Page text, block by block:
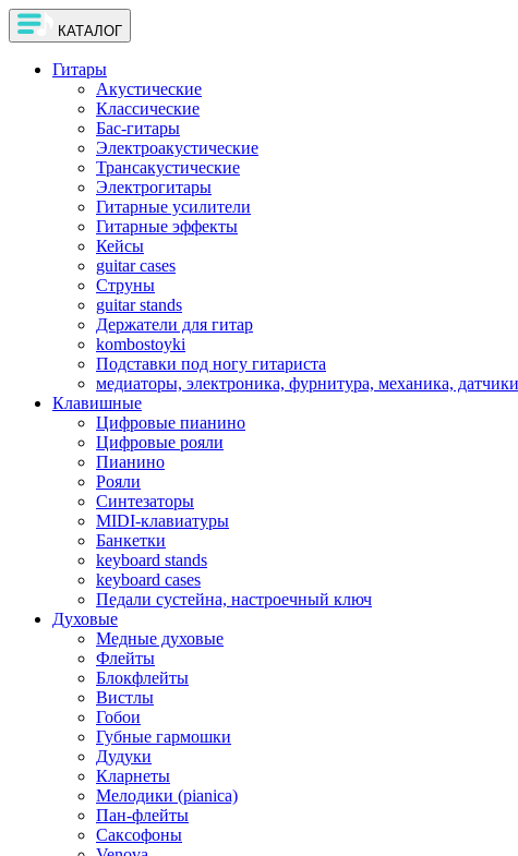
КАТАЛОГ
Гитары
Акустические
Классические
Бас-гитары
Электроакустические
Трансакустические
Электрогитары
Гитарные усилители
Гитарные эффекты
Кейсы
guitar cases
Струны
guitar stands
Держатели для гитар
kombostoyki
Подставки под ногу гитариста
медиаторы, электроника, фурнитура, механика,
Клавишные
Цифровые пианино
Цифровые рояли
Пианино
Рояли
Синтезаторы
MIDI-клавиатуры
Банкетки
keyboard stands
keyboard cases
Педали сустейна, настроечный ключ
Духовые
Медные духовые
Флейты
Блокфлейты
Вистлы
Гобои
Губные гармошки
Дудуки
Кларнеты
Мелодики (pianica)
Пан-флейты
Саксофоны